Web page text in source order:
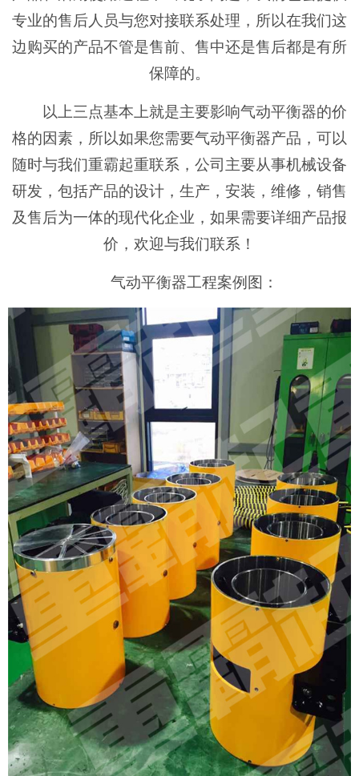
专业的售后人员与您对接联系处理，所以在我们这
边购买的产品不管是售前、售中还是售后都是有所
保障的。
以上三点基本上就是主要影响气动平衡器的价
格的因素，所以如果您需要气动平衡器产品，可以
随时与我们重霸起重联系，公司主要从事机械设备
研发，包括产品的设计，生产，安装，维修，销售
及售后为一体的现代化企业，如果需要详细产品报
价，欢迎与我们联系！
气动平衡器工程案例图：